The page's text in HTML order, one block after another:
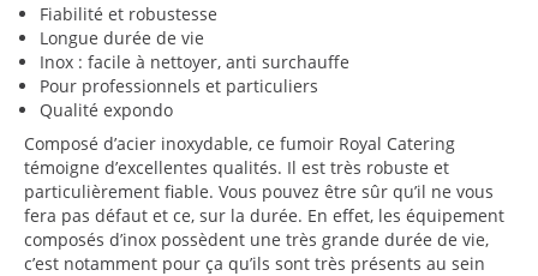
Fiabilité et robustesse
Longue durée de vie
Inox : facile à nettoyer, anti surchauffe
Pour professionnels et particuliers
Qualité expondo
Composé d’acier inoxydable, ce fumoir Royal Catering
témoigne d’excellentes qualités. Il est très robuste et
particulièrement fiable. Vous pouvez être sûr qu’il ne vous
fera pas défaut et ce, sur la durée. En effet, les équipement
composés d’inox possèdent une très grande durée de vie,
c’est notamment pour ça qu’ils sont très présents au sein